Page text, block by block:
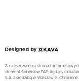
Designed by
Zamieszczone na stronach
element Serwisów PAP, będących
S.A. z siedzibą w Warszawie.